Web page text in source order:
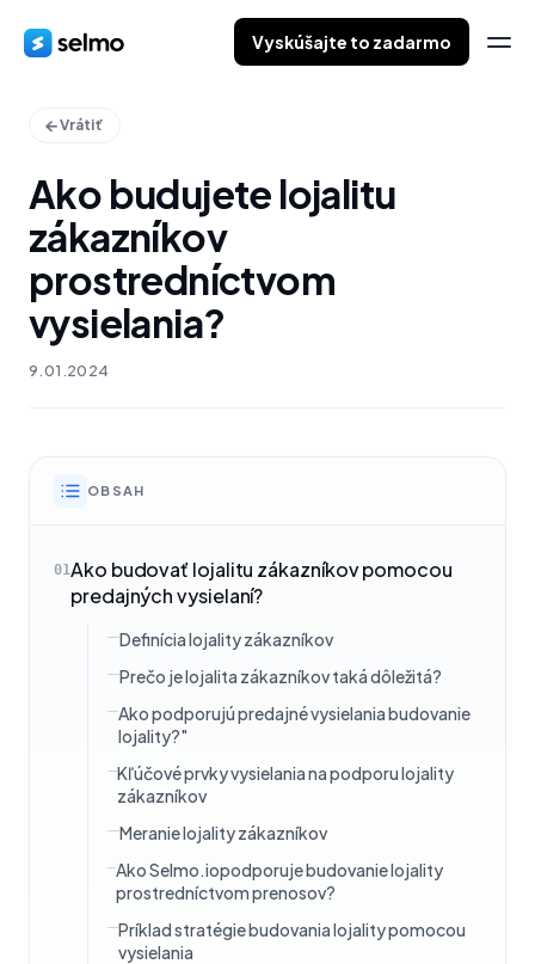
Vyskúšajte to zadarmo
Vrátiť
Ako budujete lojalitu
zákazníkov
prostredníctvom
vysielania?
9.01.2024
OBSAH
01Ako budovať lojalitu zákazníkov pomocou
predajných vysielaní?
Definícia lojality zákazníkov
Prečo je lojalita zákazníkov taká dôležitá?
Ako podporujú predajné vysielania budovanie
lojality?"
Kľúčové prvky vysielania na podporu lojality
zákazníkov
Meranie lojality zákazníkov
Ako Selmo.iopodporuje budovanie lojality
prostredníctvom prenosov?
Príklad stratégie budovania lojality pomocou
vysielania